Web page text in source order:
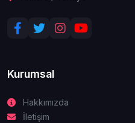
Kurumsal
Hakkımızda
İletişim